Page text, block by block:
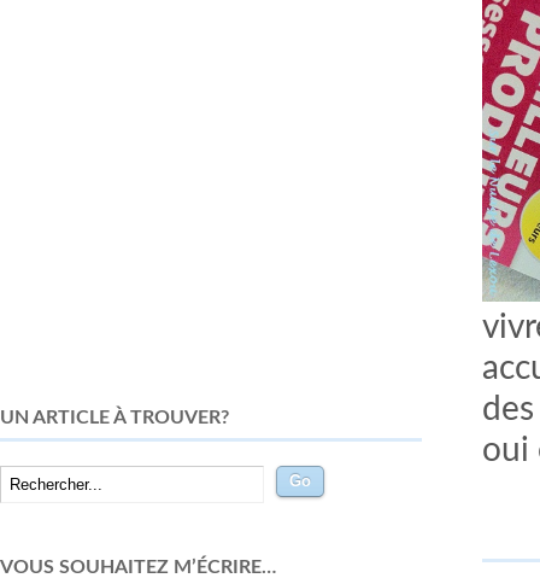
oui
UN ARTICLE À TROUVER?
VOUS SOUHAITEZ M’ÉCRIRE…